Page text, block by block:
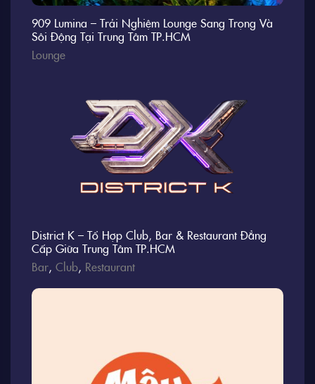
909 Lumina – Trải Nghiệm Lounge Sang Trọng Và
Sôi Động Tại Trung Tâm TP.HCM
Lounge
District K – Tổ Hợp Club, Bar & Restaurant Đẳng
Cấp Giữa Trung Tâm TP.HCM
Bar, Club, Restaurant